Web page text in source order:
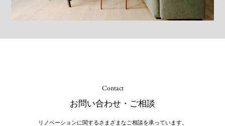
Contact
お問い合わせ・ご相談
リノベーションに関するさまざまなご相談を承っています。